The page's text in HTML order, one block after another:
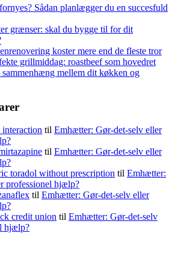
Sådan planlægger du en succesfuld
grænser: skal du bygge til for dit
koster mere end de fleste tror
grillmiddag: roastbeef som hovedret
sammenhæng mellem dit køkken og
til Emhætter: Gør-det-selv eller
til Emhætter: Gør-det-selv eller
toradol without prescription til Emhætter:
professionel hjælp?
til Emhætter: Gør-det-selv eller
credit union til Emhætter: Gør-det-selv
hjælp?